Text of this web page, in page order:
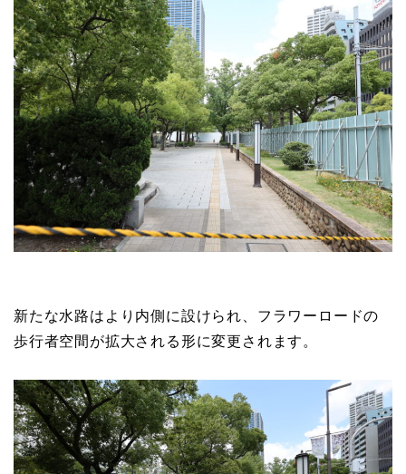
新たな水路はより内側に設けられ、フラワーロードの
歩行者空間が拡大される形に変更されます。